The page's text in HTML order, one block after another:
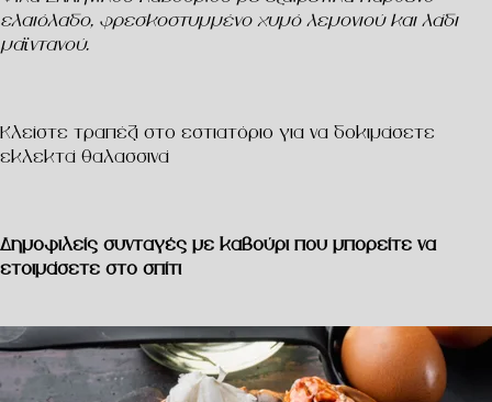
ελαιόλαδο, φρεσκοστυμμένο χυμό λεμονιού και λάδι
μαϊντανού.
Κλείστε τραπέζι στο εστιατόριο για να δοκιμάσετε
εκλεκτά θαλασσινά
Δημοφιλείς συνταγές με καβούρι που μπορείτε να
ετοιμάσετε στο σπίτι